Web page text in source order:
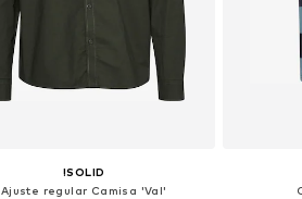
!SOLID
Ajuste regular Camisa 'Val'